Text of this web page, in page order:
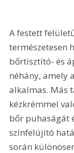
A festett
természetesen
bőrtisztító- és
néhány, amely
alkalmas. Más
kézkrémmel
bőr puhaságát
színfelújító
során